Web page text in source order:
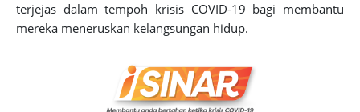
terjejas dalam tempoh krisis COVID-19 bagi membantu
mereka meneruskan kelangsungan hidup.